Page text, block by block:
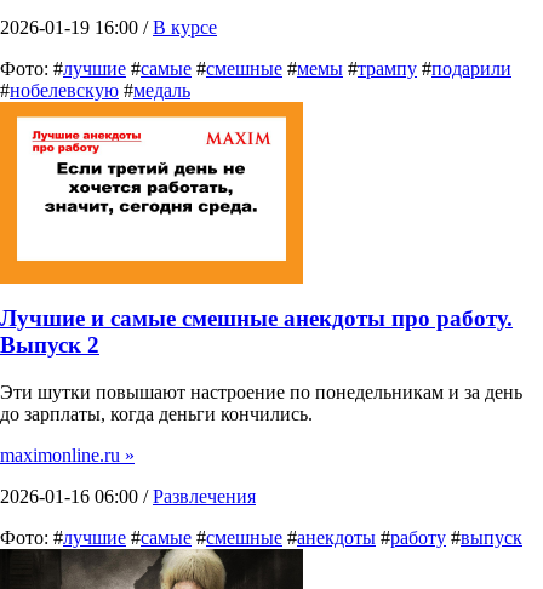
2026-01-19 16:00 /В курсе
Фото: #лучшие #самые #смешные #мемы #трампу #подарили
#нобелевскую #медаль
Лучшие и самые смешные анекдоты про работу.
Выпуск 2
Эти шутки повышают настроение по понедельникам и за день
до зарплаты, когда деньги кончились.
maximonline.ru »
2026-01-16 06:00 /Развлечения
Фото: #лучшие #самые #смешные #анекдоты #работу #выпуск